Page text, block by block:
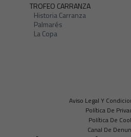
TROFEO CARRANZA
Historia Carranza
Palmarés
La Copa
Aviso Legal Y
Política De
Política De
Canal De